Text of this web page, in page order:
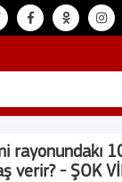
rayonundakı
verir? - ŞOK